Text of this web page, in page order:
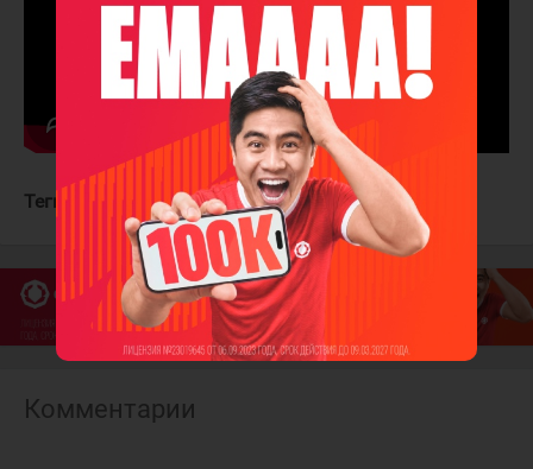
Теги: Оттава Сенаторз Нэшвилл Предаторз
Комментарии